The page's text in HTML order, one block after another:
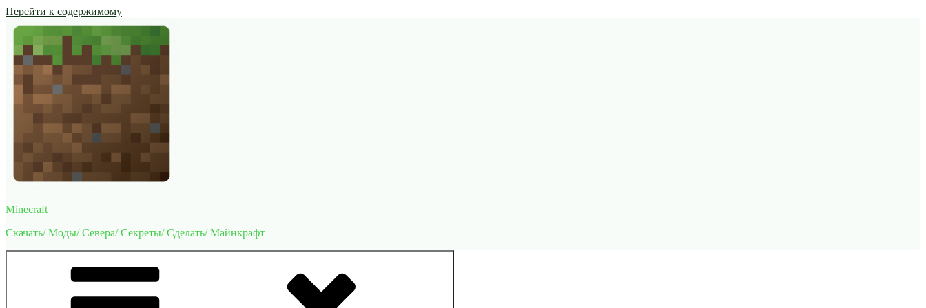
Перейти к содержимому
Minecraft
Скачать/ Моды/ Севера/ Секреты/ Сделать/ Майнкрафт